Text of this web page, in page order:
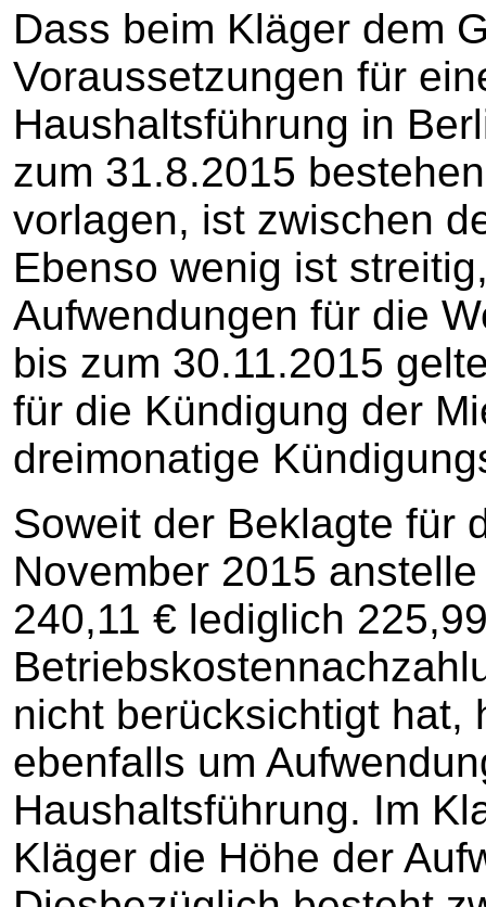
Dass beim Kläger dem
Voraussetzungen für
Haushaltsführung in
zum 31.8.2015
vorlagen, ist zwischen
Ebenso wenig ist
Aufwendungen für die
bis zum 30.11.2015
für die Kündigung der
dreimonatige
Soweit der Beklagte für
November 2015
240,11 € lediglich
nicht berücksichtigt hat,
ebenfalls um
Haushaltsführung. Im
Kläger die Höhe der